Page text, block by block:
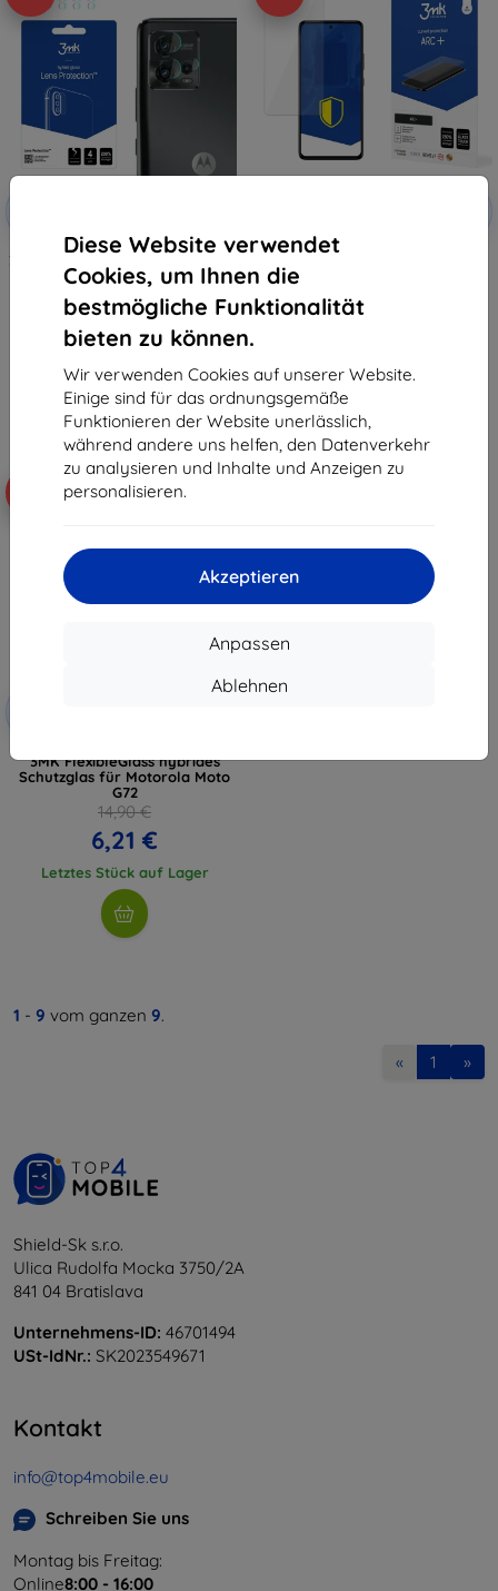
Diese Website verwendet
Cookies, um Ihnen die
bestmögliche Funktionalität
bieten zu können.
Wir verwenden Cookies auf unserer Website.
Einige sind für das ordnungsgemäße
Funktionieren der Website unerlässlich,
während andere uns helfen, den Datenverkehr
zu analysieren und Inhalte und Anzeigen zu
personalisieren.
Akzeptieren
Anpassen
Ablehnen
3MK Lens Protect Motorola Moto
G72 4 Stück
9,90 €
8,91 €
3MK Folia ARC+ Schutzfolie für
Motorola Moto G72 Fullscreen
11,90 €
10,71 €
3MK FlexibleGlass hybrides
Schutzglas für Motorola Moto
G72
14,90 €
6,21 €
Letztes Stück auf Lager
1 - 9 vom ganzen 9.
« 1 »
Shield-Sk s.r.o.
Ulica Rudolfa Mocka 3750/2A
841 04 Bratislava
Unternehmens-ID: 46701494
USt-IdNr.: SK2023549671
Kontakt
info@top4mobile.eu
Schreiben Sie uns
Montag bis Freitag:
Online8:00 - 16:00